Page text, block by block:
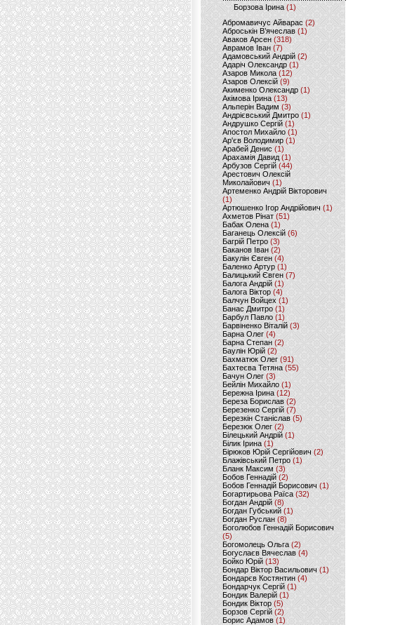
Борзова Ірина(1)
Абромавичус Айварас (2)
Аброськін В’ячеслав(1)
Аваков Арсен (318)
Аврамов Іван (7)
Адамовський Андрій(2)
Адаріч Олександр (1)
Азаров Микола (12)
Азаров Олексій (9)
Акименко Олександр(1)
Акімова Ірина(13)
Альперін Вадим (3)
Андрієвський Дмитро(1)
Андрушко Сергій(1)
Апостол Михайло(1)
Ар'єв Володимир (1)
Арабей Денис(1)
Арахамія Давид (1)
Арбузов Сергій (44)
Арестович Олексій
Миколайович(1)
Артеменко Андрій Вікторович
(1)
Артюшенко Ігор Андрійович(1)
Ахметов Рінат(51)
Бабак Олена(1)
Баганець Олексій(6)
Багрій Петро (3)
Баканов Іван(2)
Бакулін Євген (4)
Баленко Артур(1)
Балицький Євген(7)
Балога Андрій (1)
Балога Віктор (4)
Балчун Войцех (1)
Банас Дмитро (1)
Барбул Павло(1)
Барвіненко Віталій(3)
Барна Олег (4)
Барна Степан (2)
Баулін Юрій (2)
Бахматюк Олег (91)
Бахтеєва Тетяна(55)
Бачун Олег (3)
Бейлін Михайло (1)
Бережна Ірина(12)
Береза Борислав(2)
Березенко Сергій (7)
Березкін Станіслав (5)
Березюк Олег(2)
Білецький Андрій (1)
Білик Ірина (1)
Бірюков Юрій Сергійович (2)
Блажівський Петро (1)
Бланк Максим(3)
Бобов Геннадій (2)
Бобов Геннадій Борисович (1)
Богартирьова Раїса (32)
Богдан Андрій(8)
Богдан Губський (1)
Богдан Руслан(8)
Боголюбов Геннадій Борисович
(5)
Богомолець Ольга (2)
Богуслаєв Вячеслав (4)
Бойко Юрій (13)
Бондар Віктор Васильович (1)
Бондарєв Костянтин (4)
Бондарчук Сергій(1)
Бондик Валерій (1)
Бондик Віктор(5)
Борзов Сергiй (2)
Борис Адамов(1)